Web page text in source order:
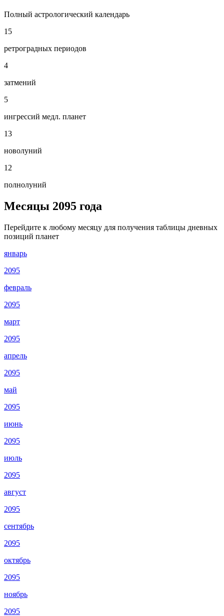
Полный астрологический календарь
15
ретроградных периодов
4
затмений
5
ингрессий медл. планет
13
новолуний
12
полнолуний
Месяцы 2095 года
Перейдите к любому месяцу для получения таблицы дневных
позиций планет
январь
2095
февраль
2095
март
2095
апрель
2095
май
2095
июнь
2095
июль
2095
август
2095
сентябрь
2095
октябрь
2095
ноябрь
2095